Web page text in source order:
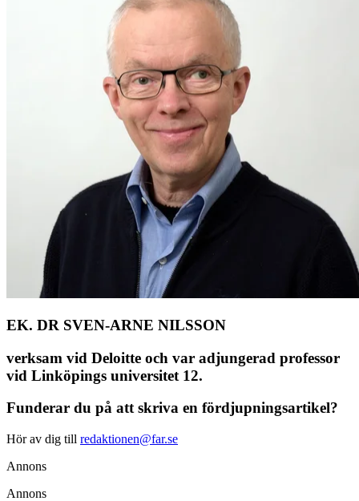
EK. DR SVEN-ARNE NILSSON
verksam vid Deloitte och var adjungerad professor
vid Linköpings universitet 12.
Funderar du på att skriva en fördjupningsartikel?
Hör av dig till redaktionen@far.se
Annons
Annons